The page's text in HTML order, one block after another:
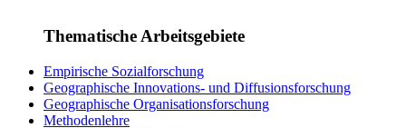
Thematische Arbeitsgebiete
Empirische Sozialforschung
Geographische Innovations- und Diffusionsforschung
Geographische Organisationsforschung
Methodenlehre